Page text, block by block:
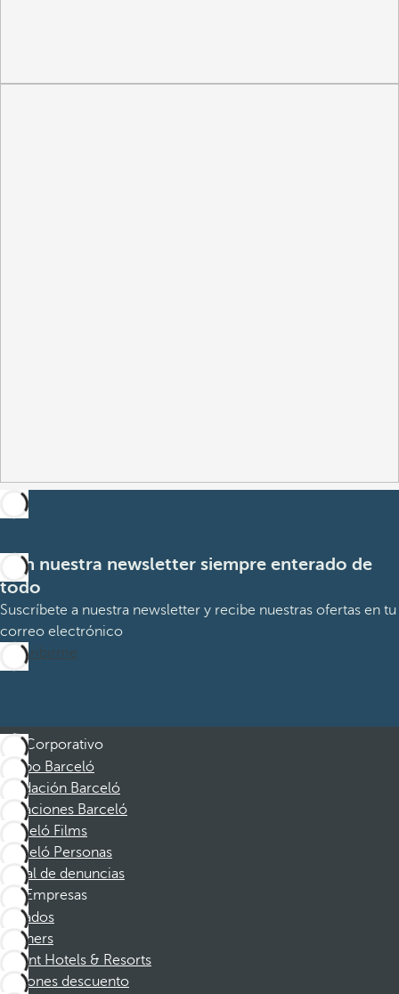
Con nuestra newsletter siempre enterado de
todo
Suscríbete a nuestra newsletter y recibe nuestras ofertas en tu
correo electrónico
Suscribirme
Corporativo
Grupo Barceló
Fundación Barceló
Vacaciones Barceló
Barceló Films
Barceló Personas
Canal de denuncias
Empresas
Afiliados
Partners
Dorint Hotels & Resorts
Cupones descuento